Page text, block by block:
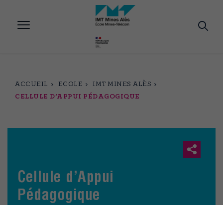
contenu
ACCUEIL ECOLE
IMT MINES ALÈS
CELLULE D’APPUI PÉDAGOGIQUE
Cellule d’Appui
Pédagogique